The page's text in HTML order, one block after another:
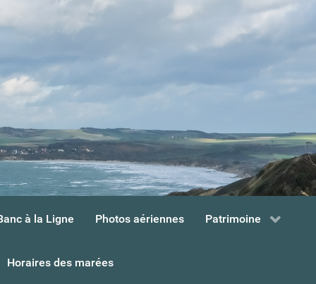
à la Ligne Photos aériennes Patrimoine
Horaires des marées